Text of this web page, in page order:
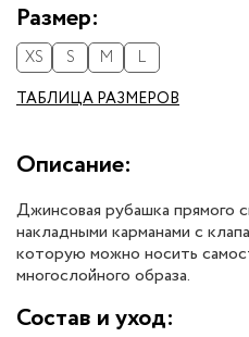
Размер:
XS S M
L
ТАБЛИЦА РАЗМЕРОВ
Описание:
Джинсовая рубашка прямого
накладными карманами с
которую можно носить
многослойного образа.
Состав и уход: